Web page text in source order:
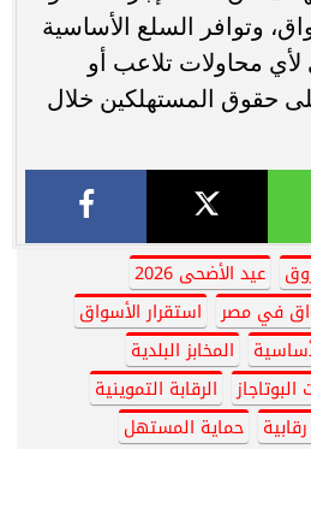
وتوافر السلع الأساسية
محاولات تلاعب أو
حقوق المستهلكين خلال
عيد الأضحى 2026
في مصر
استقرار الأسواق
المخابز البلدية
الرقابة التموينية
حماية المستهل